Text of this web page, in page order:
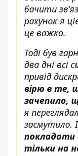
бачити
рахунок я
це важко.
Тоді був
два дні всі
привід
вірю в те,
зачепило,
я
засмутило.
покладати
тільки на